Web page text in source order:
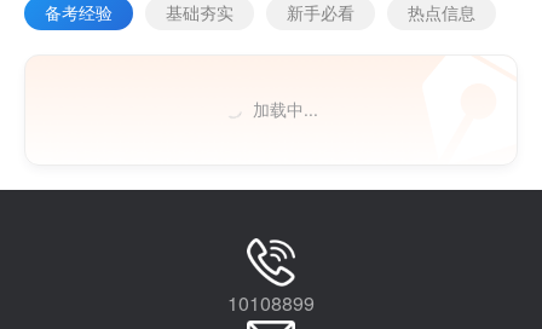
备考经验 基础夯实 新手必看 热点信息
加载中...
10108899